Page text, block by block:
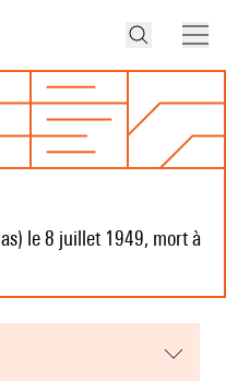
le 8 juillet 1949, mort à